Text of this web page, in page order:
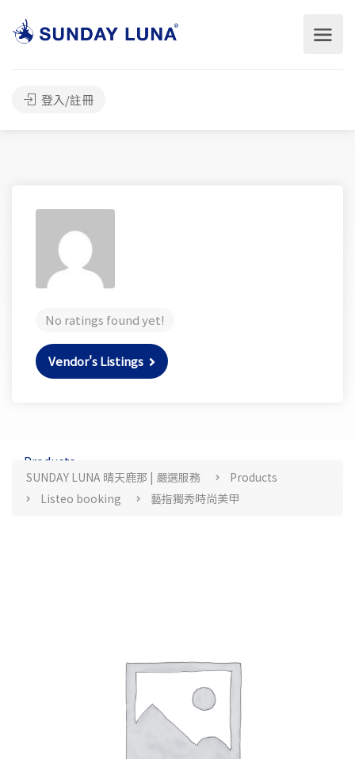
登入/註冊
No ratings found yet!
Vendor's Listings
Products
SUNDAY LUNA 晴天鹿那 | 嚴選服務
Products
Listeo booking
藝指獨秀時尚美甲